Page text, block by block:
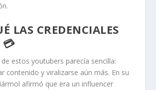
LAS CREDENCIALES
💳
estos youtubers parecía sencilla:
contenido y viralizarse aún más. En su
afirmó que era un influencer